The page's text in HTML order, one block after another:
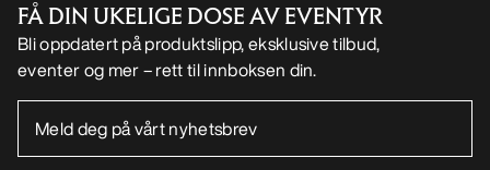
FÅ DIN UKELIGE DOSE AV EVENTYR
Bli oppdatert på produktslipp, eksklusive tilbud,
eventer og mer – rett til innboksen din.